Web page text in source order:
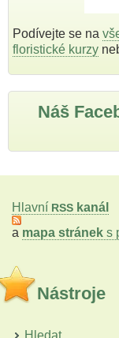
Podívejte se na
floristické kurzy
Náš
Hlavní RSS kanál
a mapa stránek s
Nástroje
Hledat